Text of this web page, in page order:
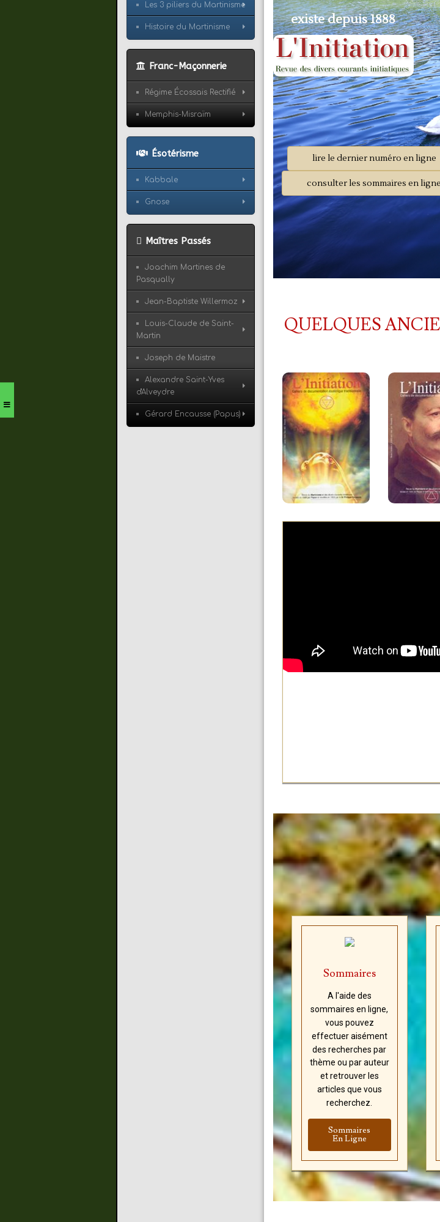
existe depuis 1888
lire le dernier numéro en ligne
consulter les sommaires en ligne
QUELQUES
Sommaires
A l'aide des
sommaires en ligne,
vous pouvez
effectuer aisément
des recherches par
thème ou par auteur
et retrouver les
articles que vous
recherchez.
Sommaires
En Ligne
Les 3 piliers du Martinisme
Histoire du Martinisme
Franc-Maçonnerie
Régime Écossais Rectifié
Memphis-Misraïm
Ésotérisme
Kabbale
Gnose
Maîtres Passés
Joachim Martines de
Pasqually
Jean-Baptiste Willermoz
Louis-Claude de Saint-
Martin
Joseph de Maistre
Alexandre Saint-Yves
d'Alveydre
Gérard Encausse (Papus)